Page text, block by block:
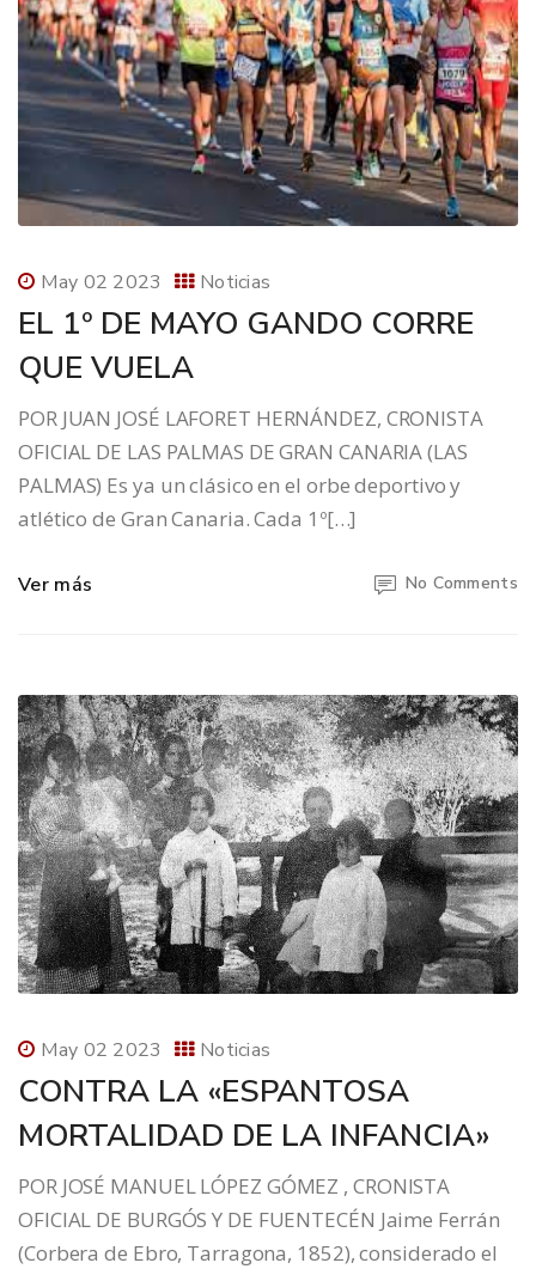
May 02 2023 Noticias
EL 1º DE MAYO GANDO CORRE
QUE VUELA
POR JUAN JOSÉ LAFORET HERNÁNDEZ, CRONISTA
OFICIAL DE LAS PALMAS DE GRAN CANARIA (LAS
PALMAS) Es ya un clásico en el orbe deportivo y
atlético de Gran Canaria. Cada 1º[…]
Ver más No Comments
May 02 2023 Noticias
CONTRA LA «ESPANTOSA
MORTALIDAD DE LA INFANCIA»
POR JOSÉ MANUEL LÓPEZ GÓMEZ , CRONISTA
OFICIAL DE BURGÓS Y DE FUENTECÉN Jaime Ferrán
(Corbera de Ebro, Tarragona, 1852), considerado el